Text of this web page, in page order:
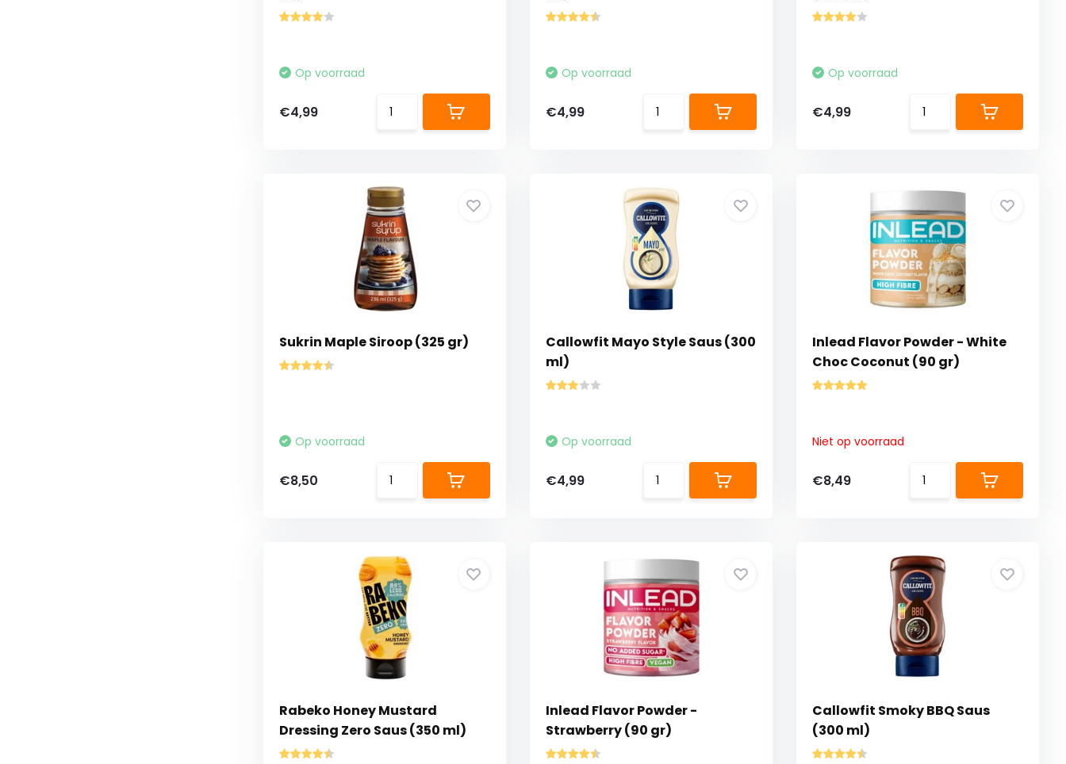
Op voorraad
€4,99
Op voorraad
€4,99
Op voorraad
€4,99
Sukrin Maple Siroop (325 gr)
Op voorraad
€8,50
Callowfit Mayo Style Saus (300
ml)
Op voorraad
€4,99
Inlead Flavor Powder - White
Choc Coconut (90 gr)
Niet op voorraad
€8,49
Rabeko Honey Mustard
Dressing Zero Saus (350 ml)
Inlead Flavor Powder -
Strawberry (90 gr)
Callowfit Smoky BBQ Saus
(300 ml)